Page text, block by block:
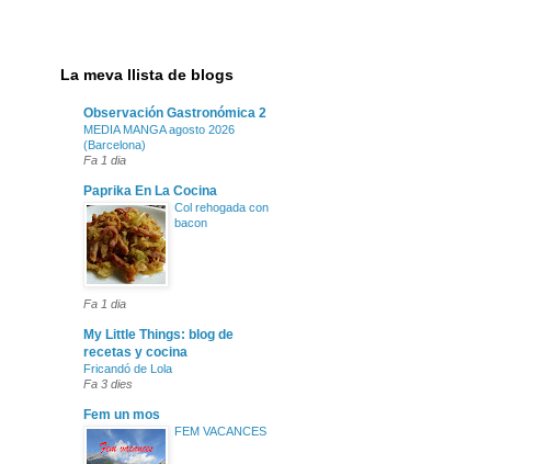
La meva llista de blogs
Observación Gastronómica 2
MEDIA MANGA agosto 2026
(Barcelona)
Fa 1 dia
Paprika En La Cocina
Col rehogada con
bacon
Fa 1 dia
My Little Things: blog de
recetas y cocina
Fricandó de Lola
Fa 3 dies
Fem un mos
FEM VACANCES